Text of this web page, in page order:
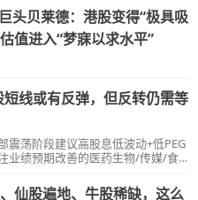
2009年涨52%。
头贝莱德：港股变得“极具吸
值进入“梦寐以求水平”
线或有反弹，但反转仍需等
震荡阶段建议高股息低波动+低PEG
业绩预期改善的医药生物/传媒/食
仙股遍地、牛股稀缺，这么